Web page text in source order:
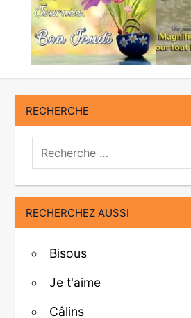
RECHERCHE
Recherche:
RECHERCHEZ AUSSI
Bisous
Je t'aime
Câlins